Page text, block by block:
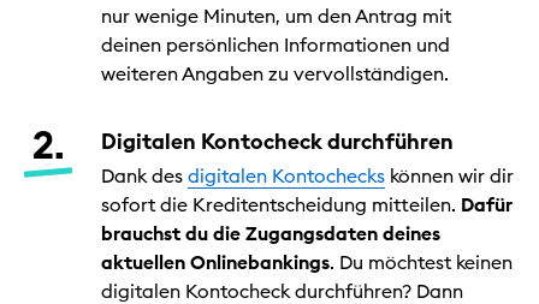
nur wenige Minuten, um den Antrag mit
deinen persönlichen Informationen und
weiteren Angaben zu vervollständigen.
Digitalen Kontocheck durchführen
Dank des digitalen Kontochecks können wir dir
sofort die Kreditentscheidung mitteilen. Dafür
brauchst du die Zugangsdaten deines
aktuellen Onlinebankings. Du möchtest keinen
digitalen Kontocheck durchführen? Dann